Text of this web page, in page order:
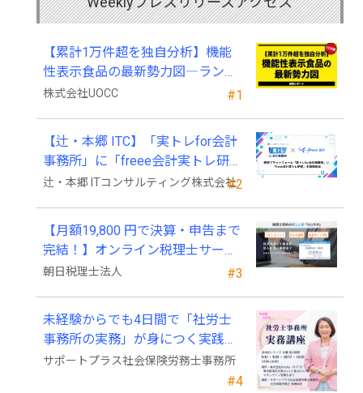
#1
【累計1万件超を独自分析】機能
性表示食品の最新勢力図―ランキ
ングと2025年4月以降の変化
株式会社UOCC
#2
【辻・本郷 ITC】「実トレfor会計
事務所」に「freee会計実トレ研
修」を新規追加
辻・本郷 ITコンサルティング株式会社
#3
【月額19,800 円で決算・申告まで
完結！】オンライン税理士サービ
ス「Wiz サポ」
朝日税理士法人
#4
未経験からでも4日間で「社労士
事務所の実務」が身につく実践講
座、2026年9月開講
サポートプラス社会保険労務士事務所